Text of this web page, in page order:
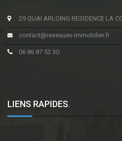
29 QUAI ARLOING RESIDENCE LA
contact@reseauev-immobilier.fr
06 86 87 52 30
LIENS RAPIDES.